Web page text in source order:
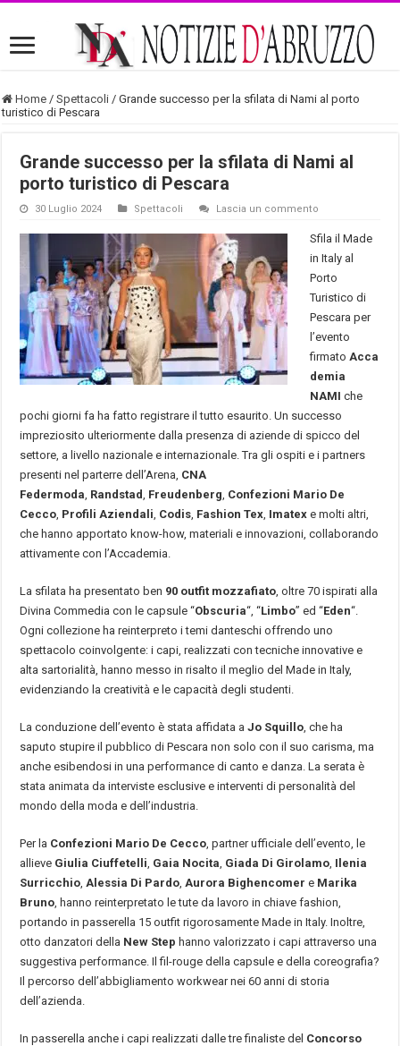
Home / Spettacoli / Grande successo per la sfilata di Nami al porto
turistico di Pescara
Grande successo per la sfilata di Nami al
porto turistico di Pescara
30 Luglio 2024 Spettacoli Lascia un commento
Sfila il Made
in Italy al
Porto
Turistico di
Pescara per
l’evento
firmato Acca
demia
NAMIche
pochi giorni fa ha fatto registrare il tutto esaurito. Un successo
impreziosito ulteriormente dalla presenza di aziende di spicco del
settore, a livello nazionale e internazionale. Tra gli ospiti e i partners
presenti nel parterre dell’Arena, CNA
Federmoda Randstad Freudenberg Confezioni Mario De
Cecco Profili Aziendali Codis Fashion Tex Imatex e molti altri,
che hanno apportato know-how, materiali e innovazioni, collaborando
attivamente con l’Accademia.
La sfilata ha presentato ben 90 outfit mozzafiato , oltre 70 ispirati alla
Divina Commedia con le capsule “Obscuria“, “Limbo” ed “Eden“.
Ogni collezione ha reinterpreto i temi danteschi offrendo uno
spettacolo coinvolgente: i capi, realizzati con tecniche innovative e
alta sartorialità, hanno messo in risalto il meglio del Made in Italy,
evidenziando la creatività e le capacità degli studenti.
La conduzione dell’evento è stata affidata aJo Squillo , che ha
saputo stupire il pubblico di Pescara non solo con il suo carisma, ma
anche esibendosi in una performance di canto e danza. La serata è
stata animata da interviste esclusive e interventi di personalità del
mondo della moda e dell’industria.
Per la Confezioni Mario De Cecco , partner ufficiale dell’evento, le
allieve Giulia Ciuffetelli Gaia Nocita Giada Di Girolamo Ilenia
Surricchio Alessia Di Pardo Aurora Bighencomer e Marika
Bruno , hanno reinterpretato le tute da lavoro in chiave fashion,
portando in passerella 15 outfit rigorosamente Made in Italy. Inoltre,
otto danzatori della New Step hanno valorizzato i capi attraverso una
suggestiva performance. Il fil-rouge della capsule e della coreografia?
Il percorso dell’abbigliamento workwear nei 60 anni di storia
dell’azienda.
In passerella anche i capi realizzati dalle tre finaliste del Concorso